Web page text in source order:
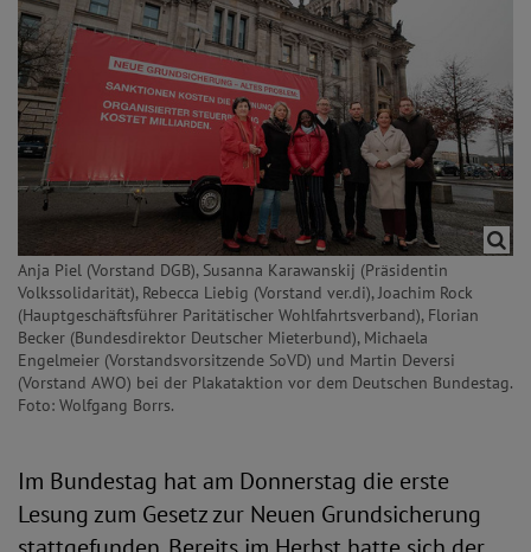
Anja Piel (Vorstand DGB), Susanna Karawanskij (Präsidentin
Volkssolidarität), Rebecca Liebig (Vorstand ver.di), Joachim Rock
(Hauptgeschäftsführer Paritätischer Wohlfahrtsverband), Florian
Becker (Bundesdirektor Deutscher Mieterbund), Michaela
Engelmeier (Vorstandsvorsitzende SoVD) und Martin Deversi
(Vorstand AWO) bei der Plakataktion vor dem Deutschen Bundestag.
Foto: Wolfgang Borrs.
Im Bundestag hat am Donnerstag die erste
Lesung zum Gesetz zur Neuen Grundsicherung